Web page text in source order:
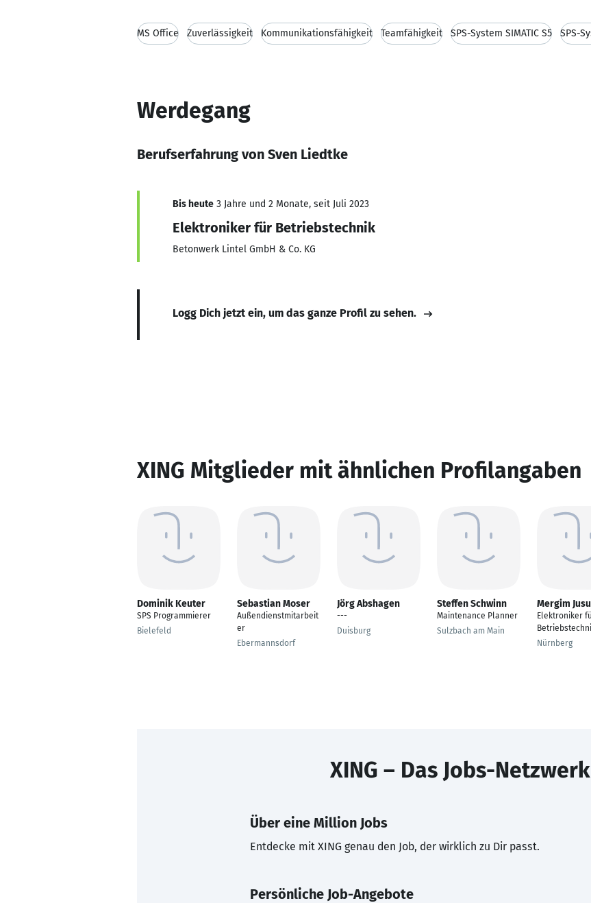
MS Office Zuverlässigkeit Kommunikationsfähigkeit Teamfähigkeit SPS-System SIMATIC S5 SPS-
Werdegang
Berufserfahrung von Sven Liedtke
Bis heute 3 Jahre und 2 Monate, seit Juli 2023
Elektroniker für Betriebstechnik
Betonwerk Lintel GmbH & Co. KG
Logg Dich jetzt ein, um das ganze Profil zu sehen.
XING Mitglieder mit ähnlichen Profilangaben
Dominik Keuter
SPS Programmierer
Bielefeld
Sebastian Moser
Außendienstmitarbeit
er
Ebermannsdorf
Jörg Abshagen
---
Duisburg
Steffen Schwinn
Maintenance Planner
Sulzbach am Main
Mergim
Elektroniker
Nürnberg
XING – Das Jobs-Netzwerk
Über eine Million Jobs
Entdecke mit XING genau den Job, der wirklich zu Dir passt.
Persönliche Job-Angebote